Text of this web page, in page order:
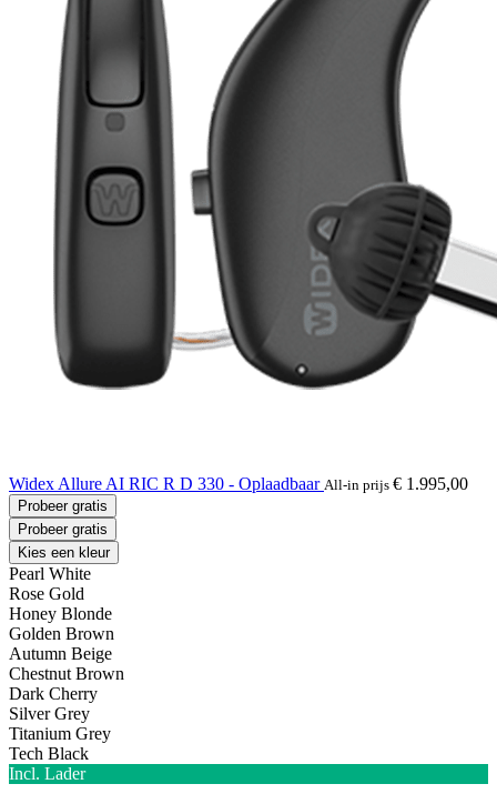
Widex Allure AI RIC R D 330 - Oplaadbaar All-in prijs € 1.995,00
Probeer gratis
Probeer gratis
Kies een kleur
Pearl White
Rose Gold
Honey Blonde
Golden Brown
Autumn Beige
Chestnut Brown
Dark Cherry
Silver Grey
Titanium Grey
Tech Black
Incl. Lader